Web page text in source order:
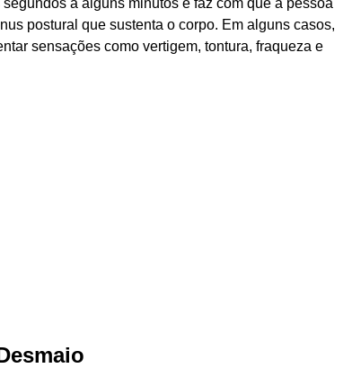
a alguns minutos e faz com que a pessoa
postural que sustenta o corpo. Em alguns casos,
sensações como vertigem, tontura, fraqueza e